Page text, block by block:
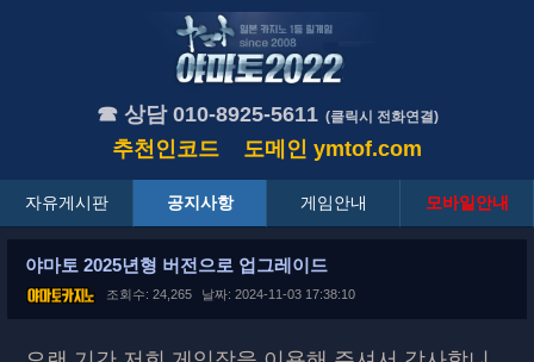
☎ 상담 010-8925-5611 (클릭시 전화연결)
추천인코드 도메인 ymtof.com
자유게시판 공지사항 게임안내 모바일안내
야마토 2025년형 버전으로 업그레이드
조회수: 24,265 날짜: 2024-11-03 17:38:10